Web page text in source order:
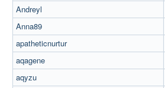
Andreyl
Anna89
apatheticnurtur
aqagene
aqyzu